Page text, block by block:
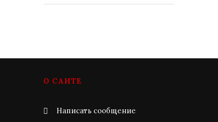
О САЙТЕ
Написать сообщение